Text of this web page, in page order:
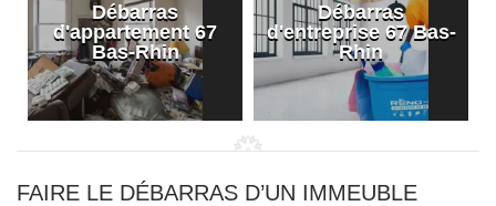
Débarras
d'appartement 67
Bas-Rhin
Débarras
d'entreprise 67 Bas-
Rhin
FAIRE LE DÉBARRAS D’UN IMMEUBLE